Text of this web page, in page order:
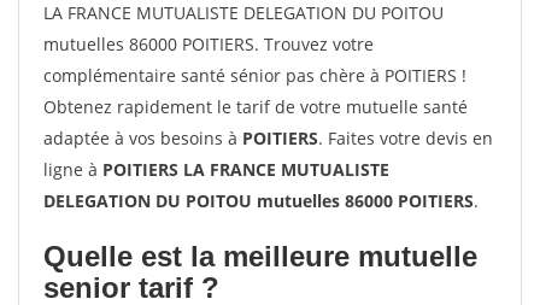
LA FRANCE MUTUALISTE DELEGATION DU POITOU
mutuelles 86000 POITIERS. Trouvez votre
complémentaire santé sénior pas chère à POITIERS !
Obtenez rapidement le tarif de votre mutuelle santé
adaptée à vos besoins à POITIERS. Faites votre devis en
ligne à POITIERS LA FRANCE MUTUALISTE
DELEGATION DU POITOU mutuelles 86000 POITIERS.
Quelle est la meilleure mutuelle
senior tarif ?